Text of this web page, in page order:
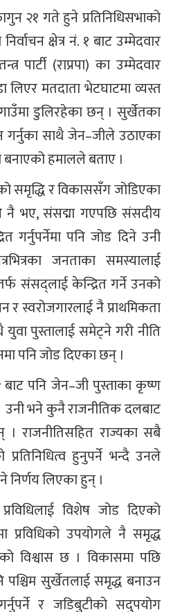
२१ गते हुने प्रतिनिधिसभाको
क्षेत्र नं. १ बाट उम्मेदवार
पार्टी (राप्रपा) का उम्मेदवार
मतदाता भेटघाटमा व्यस्त
डुलिरहेका छन् । सुर्खेतका
गर्नुका साथै जेन–जीले उठाएका
बनाएको हमालले बताए ।
समृद्धि र विकाससँग जोडिएका
नै भए, संसद्मा गएपछि संसदीय
गर्नुपर्नेमा पनि जोड दिने उनी
जनताका समस्यालाई
संसद्लाई केन्द्रित गर्ने उनको
स्वरोजगारलाई नै प्राथमिकता
पुस्तालाई समेट्ने गरी नीति
पनि जोड दिएका छन् ।
बाट पनि जेन–जी पुस्ताका कृष्ण
उनी भने कुनै राजनीतिक दलबाट
। राजनीतिसहित राज्यका सबै
हुनुपर्ने भन्दै उनले
निर्णय लिएका हुन् ।
विशेष जोड दिएको
उपयोगले नै समृद्ध
विश्वास छ । विकासमा पछि
सुर्खेतलाई समृद्ध बनाउन
र जडिबुटीको सदुपयोग